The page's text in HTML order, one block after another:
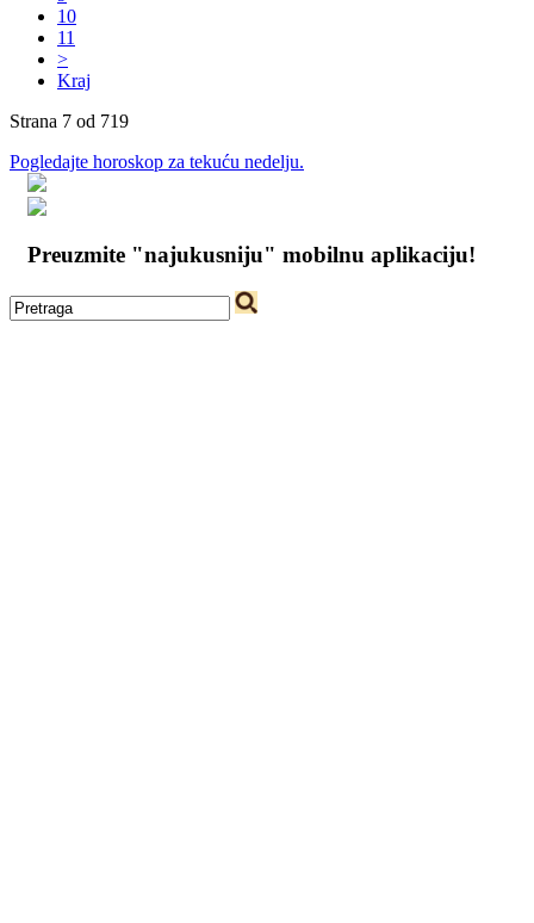
10
11
>
Kraj
Strana 7 od 719
Pogledajte horoskop za tekuću nedelju.
Preuzmite "najukusniju" mobilnu aplikaciju!